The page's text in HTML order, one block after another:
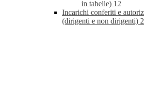
in tabelle) 12
Incarichi conferiti e
(dirigenti e non dirigenti)